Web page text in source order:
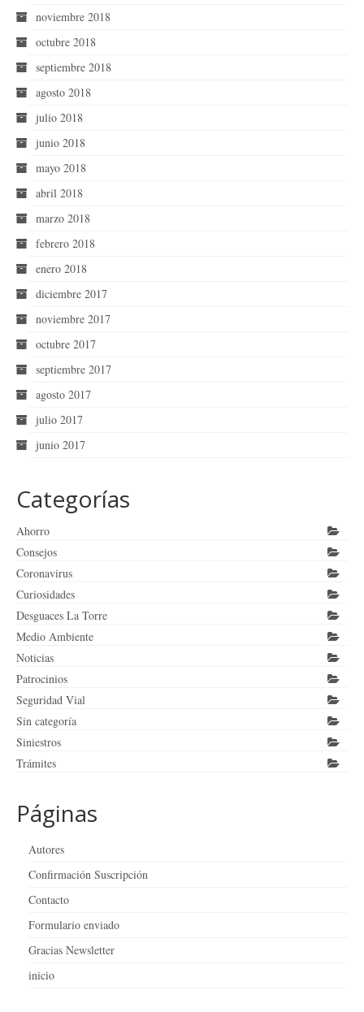
noviembre 2018
octubre 2018
septiembre 2018
agosto 2018
julio 2018
junio 2018
mayo 2018
abril 2018
marzo 2018
febrero 2018
enero 2018
diciembre 2017
noviembre 2017
octubre 2017
septiembre 2017
agosto 2017
julio 2017
junio 2017
Categorías
Ahorro
Consejos
Coronavirus
Curiosidades
Desguaces La Torre
Medio Ambiente
Noticias
Patrocinios
Seguridad Vial
Sin categoría
Siniestros
Trámites
Páginas
Autores
Confirmación Suscripción
Contacto
Formulario enviado
Gracias Newsletter
inicio